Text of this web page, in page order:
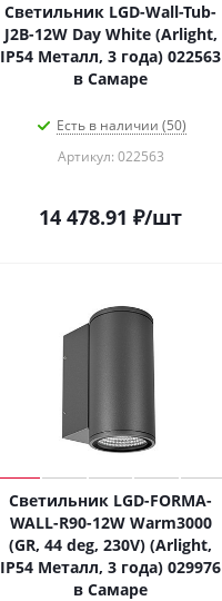
Светильник LGD-Wall-Tub-
J2B-12W Day White (Arlight,
IP54 Металл, 3 года) 022563
в Самаре
Есть в наличии (50)
Артикул: 022563
14 478.91 ₽/шт
Светильник LGD-FORMA-
WALL-R90-12W Warm3000
(GR, 44 deg, 230V) (Arlight,
IP54 Металл, 3 года) 029976
в Самаре